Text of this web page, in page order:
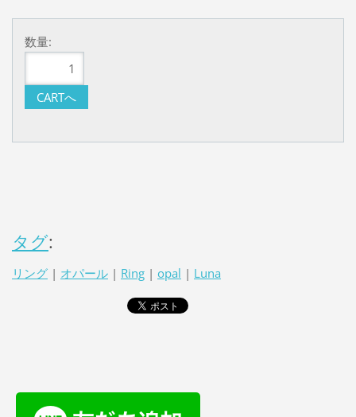
数量:
タグ:
リング | オパール | Ring | opal | Luna